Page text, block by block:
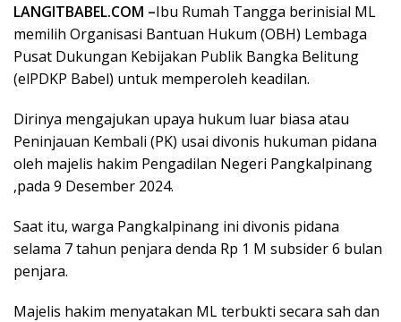
LANGITBABEL.COM –Ibu Rumah Tangga berinisial ML
memilih Organisasi Bantuan Hukum (OBH) Lembaga
Pusat Dukungan Kebijakan Publik Bangka Belitung
(elPDKP Babel) untuk memperoleh keadilan.
Dirinya mengajukan upaya hukum luar biasa atau
Peninjauan Kembali (PK) usai divonis hukuman pidana
oleh majelis hakim Pengadilan Negeri Pangkalpinang
,pada 9 Desember 2024.
Saat itu, warga Pangkalpinang ini divonis pidana
selama 7 tahun penjara denda Rp 1 M subsider 6 bulan
penjara.
Majelis hakim menyatakan ML terbukti secara sah dan